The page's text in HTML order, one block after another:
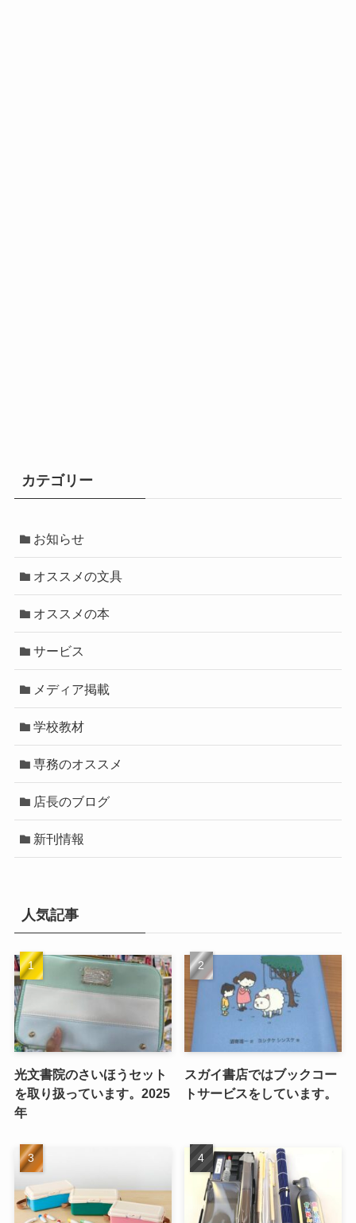
カテゴリー
お知らせ
オススメの文具
オススメの本
サービス
メディア掲載
学校教材
専務のオススメ
店長のブログ
新刊情報
人気記事
光文書院のさいほうセット
を取り扱っています。2025
年
スガイ書店ではブックコー
トサービスをしています。